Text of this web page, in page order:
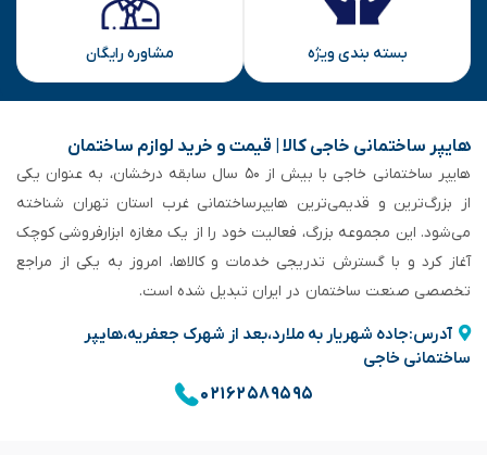
بسته بندی ویژه مشاوره رایگان
هایپر ساختمانی خاجی‌ کالا | قیمت و خرید لوازم ساختمان
هایپر ساختمانی خاجی‌ با بیش از ۵۰ سال سابقه‌ درخشان، به عنوان یکی
از بزرگ‌ترین و قدیمی‌ترین هایپرساختمانی‌ غرب استان تهران شناخته
می‌شود. این مجموعه بزرگ، فعالیت خود را از یک مغازه ابزارفروشی کوچک
آغاز کرد و با گسترش تدریجی خدمات و کالاها، امروز به یکی از مراجع
تخصصی صنعت ساختمان در ایران تبدیل شده است.
آدرس:جاده شهریار به ملارد،بعد از شهرک جعفریه،هایپر
ساختمانی خاجی
۰۲۱۶۲۵۸۹۵۹۵